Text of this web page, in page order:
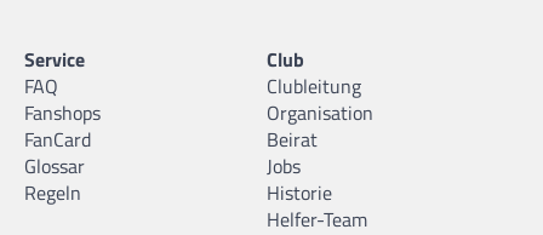
Service
FAQ
Fanshops
FanCard
Glossar
Regeln
Club
Clubleitung
Organisation
Beirat
Jobs
Historie
Helfer-Team